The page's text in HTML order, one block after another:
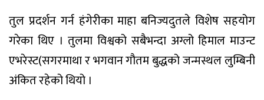
तुल प्रदर्शन गर्न हंगेरीका माहा बनिज्यदुतले विशेष सहयोग
गरेका थिए । तुलमा विश्वको सबैभन्दा अग्लो हिमाल माउन्ट
एभरेस्ट(सगरमाथा र भगवान गौतम बुद्धको जन्मस्थल लुम्बिनी
अंकित रहेको थियो ।